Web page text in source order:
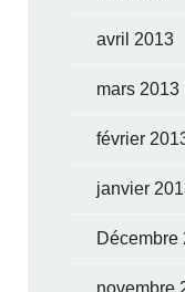
avril 2013
mars 2013
février
janvier
Décembre
novembre